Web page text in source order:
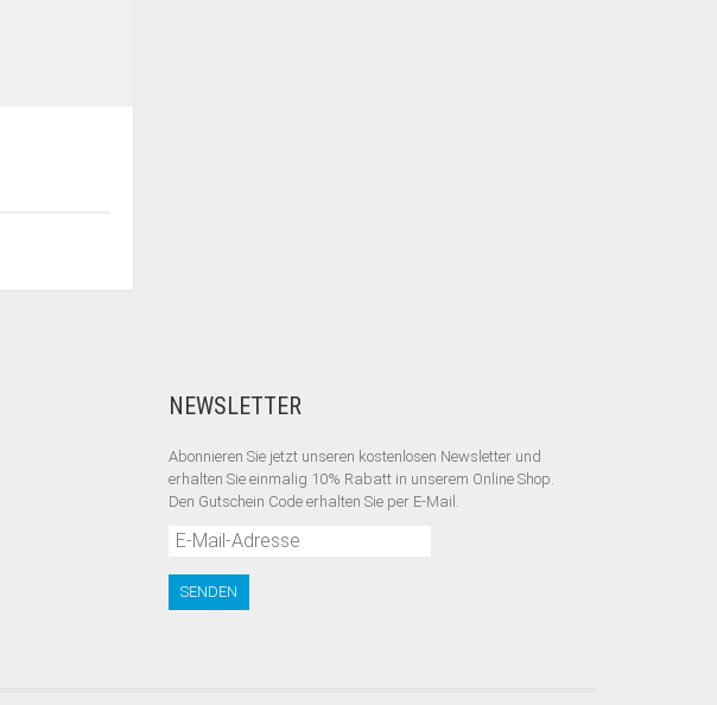
NEWSLETTER
Abonnieren Sie jetzt unseren kostenlosen Newsletter und
erhalten Sie einmalig 10% Rabatt in unserem Online Shop.
Den Gutschein Code erhalten Sie per E-Mail.